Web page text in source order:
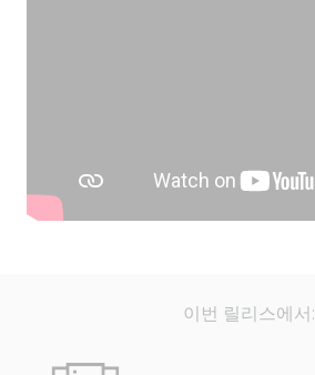
이번 릴리스에서: